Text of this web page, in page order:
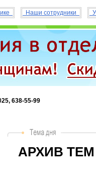
Наши сотрудники
638-55-99
АРХИВ ТЕМ